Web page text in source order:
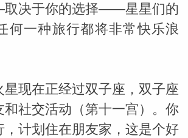
决于你的选择——星星们的
何一种旅行都将非常快乐浪
星现在正经过双子座，双子座
和社交活动（第十一宫）。你
，计划住在朋友家，这是个好